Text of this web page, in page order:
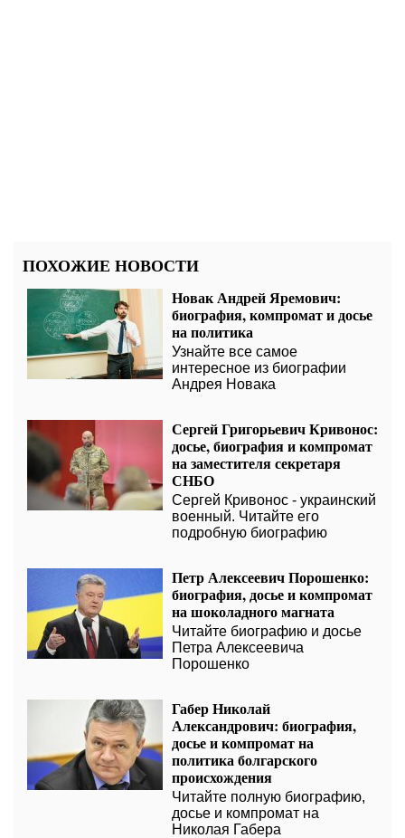
ПОХОЖИЕ НОВОСТИ
Новак Андрей Яремович:
биография, компромат и досье
на политика
Узнайте все самое
интересное из биографии
Андрея Новака
Сергей Григорьевич Кривонос:
досье, биография и компромат
на заместителя секретаря
СНБО
Сергей Кривонос - украинский
военный. Читайте его
подробную биографию
Петр Алексеевич Порошенко:
биография, досье и компромат
на шоколадного магната
Читайте биографию и досье
Петра Алексеевича
Порошенко
Габер Николай
Александрович: биография,
досье и компромат на
политика болгарского
происхождения
Читайте полную биографию,
досье и компромат на
Николая Габера